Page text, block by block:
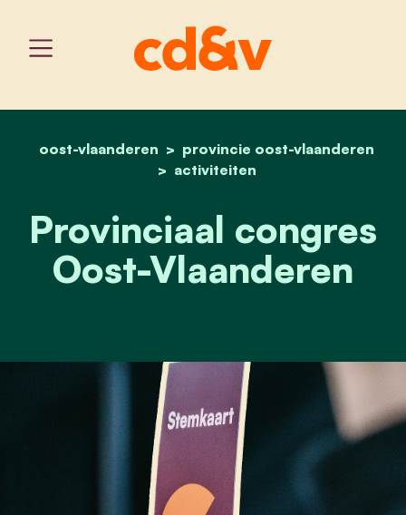
home
oost-vlaanderen
provincie oost-vlaanderen
activiteiten
provinciaal congres
Provinciaal congres
Oost-Vlaanderen